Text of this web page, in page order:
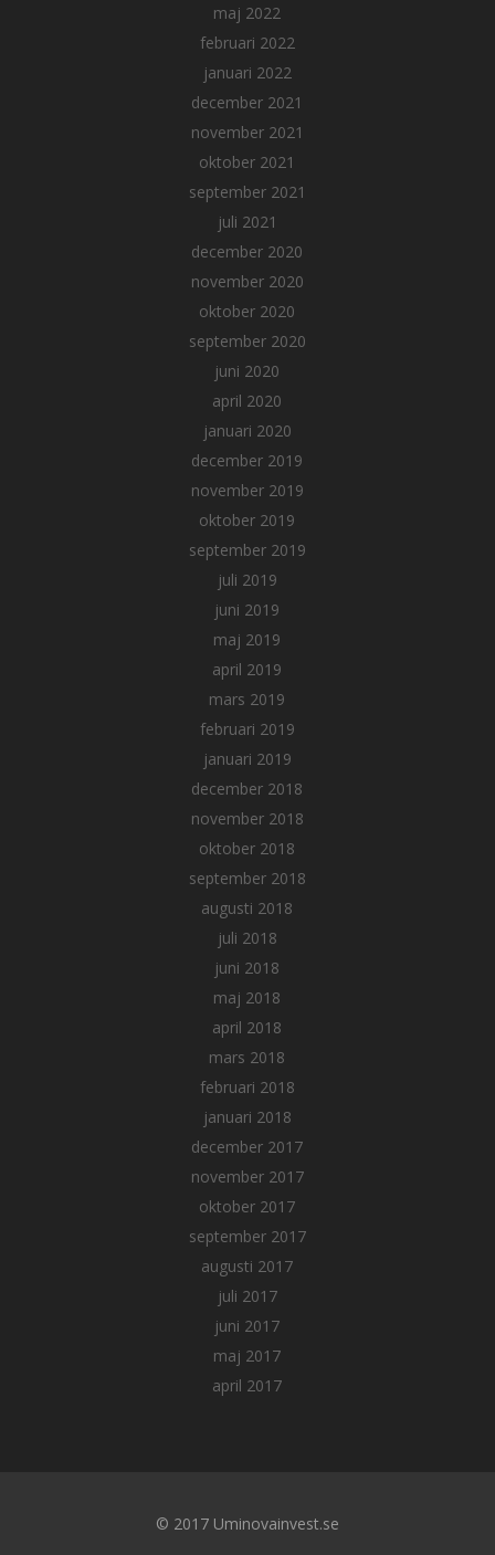
maj 2022
februari 2022
januari 2022
december 2021
november 2021
oktober 2021
september 2021
juli 2021
december 2020
november 2020
oktober 2020
september 2020
juni 2020
april 2020
januari 2020
december 2019
november 2019
oktober 2019
september 2019
juli 2019
juni 2019
maj 2019
april 2019
mars 2019
februari 2019
januari 2019
december 2018
november 2018
oktober 2018
september 2018
augusti 2018
juli 2018
juni 2018
maj 2018
april 2018
mars 2018
februari 2018
januari 2018
december 2017
november 2017
oktober 2017
september 2017
augusti 2017
juli 2017
juni 2017
maj 2017
april 2017
© 2017 Uminovainvest.se